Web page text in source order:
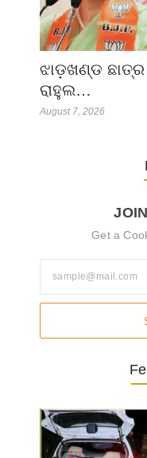
ଝାଡ଼ଖଣ୍ଡ
ରାହୁଲ…
August 7, 2026
Get a